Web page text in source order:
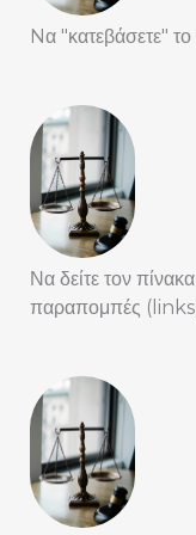
Nα "κατεβάσετε"
Να δείτε τον
παραπομπές